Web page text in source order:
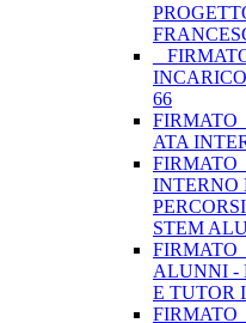
_
66
ATA
INTERNO
STEM
ALUNNI -
E TUTOR